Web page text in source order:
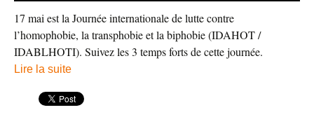
17 mai est la Journée internationale de lutte contre
l’homophobie, la transphobie et la biphobie (IDAHOT /
IDABLHOTI). Suivez les 3 temps forts de cette journée.
Lire la suite